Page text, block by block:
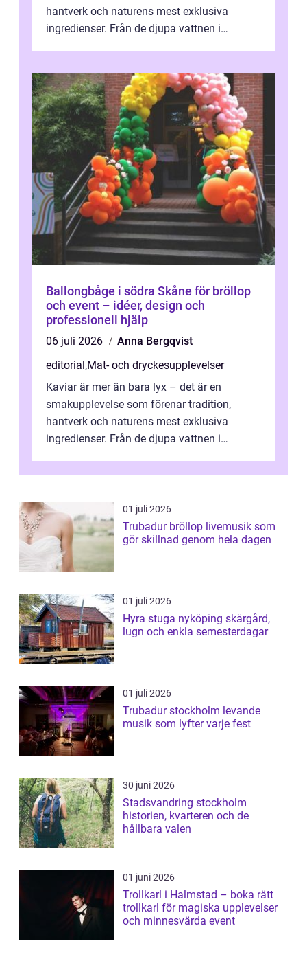
hantverk och naturens mest exklusiva
ingredienser. Från de djupa vattnen i
Ballongbåge i södra Skåne för bröllop
och event – idéer, design och
professionell hjälp
06 juli 2026
Anna Bergqvist
editorial ,Mat- och dryckesupplevelser
Kaviar är mer än bara lyx – det är en
smakupplevelse som förenar tradition,
hantverk och naturens mest exklusiva
ingredienser. Från de djupa vattnen i
01 juli 2026
Trubadur bröllop livemusik som
gör skillnad genom hela dagen
01 juli 2026
Hyra stuga nyköping skärgård,
lugn och enkla semesterdagar
01 juli 2026
Trubadur stockholm levande
musik som lyfter varje fest
30 juni 2026
Stadsvandring stockholm
historien, kvarteren och de
hållbara valen
01 juni 2026
Trollkarl i Halmstad – boka rätt
trollkarl för magiska upplevelser
och minnesvärda event